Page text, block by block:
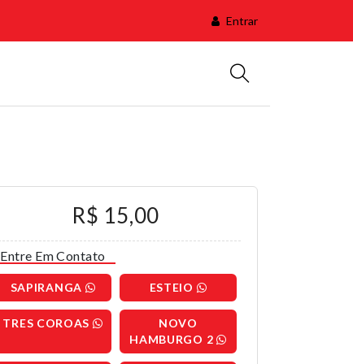
Entrar
R$ 15,00
Entre Em Contato
SAPIRANGA ESTEIO
TRES COROAS
NOVO
HAMBURGO 2